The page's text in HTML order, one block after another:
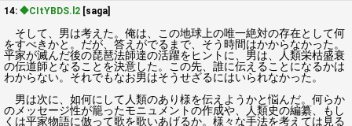
14: ◆CItYBDS.l2 [saga]
そして、男は考えた。俺は、この地球上の唯一絶対の存在として何
をすべきかと。だが、答えがでるまで、そう時間はかからなかった。
平家が滅んだ後の琵琶法師達の活躍をヒントに、男は、人類栄枯盛衰
の伝道師となることを決意した。この先、誰に伝えることになるかは
わからない。それでもなお男はそうせざるにはいられなかった。
男は次に、如何にして人類のあり様を伝えようかと悩んだ。何らか
のメッセージ性が籠ったモニュメントの作成や、人類史の編纂、もし
くは平家物語に倣って歌を歌いあげるか。様々な手法を考えては見る